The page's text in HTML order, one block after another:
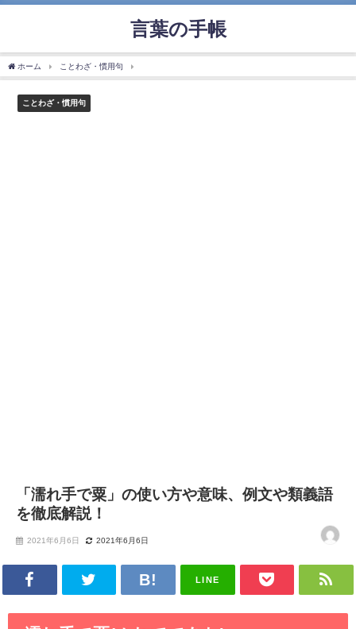
言葉の手帳
ホーム ことわざ・慣用句
ことわざ・慣用句
「濡れ手で粟」の使い方や意味、例文や類義語
を徹底解説！
2021年6月6日 2021年6月6日
LINE